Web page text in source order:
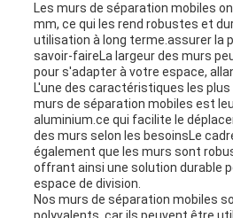
Les murs de séparation mobiles
mm, ce qui les rend robustes et
utilisation à long terme.assurer la
savoir-faireLa largeur des murs
pour s'adapter à votre espace,
L'une des caractéristiques les
murs de séparation mobiles est
aluminium.ce qui facilite le
des murs selon les besoinsLe
également que les murs sont
offrant ainsi une solution durable
espace de division.
Nos murs de séparation mobiles